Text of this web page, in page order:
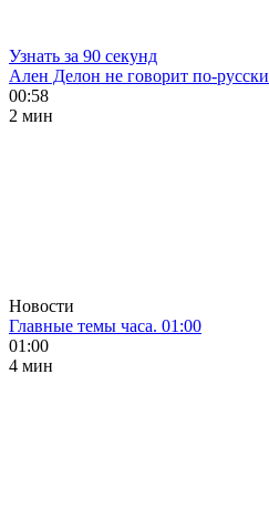
Узнать за 90 секунд
Ален Делон не говорит по-русски
00:58
2 мин
Новости
Главные темы часа. 01:00
01:00
4 мин